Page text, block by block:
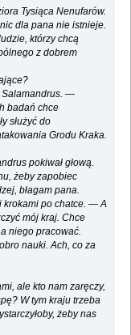
Tysiąca Nenufarów.
dla pana nie istnieje.
którzy chcą
z dobrem
Salamandrus. —
badań chce
służyć do
Grodu Kraka.
pokiwał głową.
żeby zapobiec
błagam pana.
krokami po chatce. — A
mój kraj. Chce
niego pracować.
nauki. Ach, co za
ale kto nam zaręczy,
W tym kraju trzeba
żeby nas